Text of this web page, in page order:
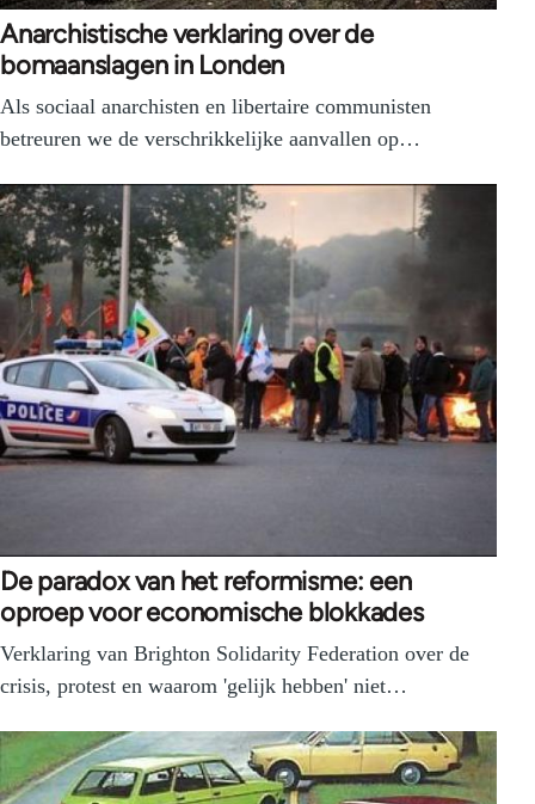
Anarchistische verklaring over de
bomaanslagen in Londen
Als sociaal anarchisten en libertaire communisten
betreuren we de verschrikkelijke aanvallen op…
De paradox van het reformisme: een
oproep voor economische blokkades
Verklaring van Brighton Solidarity Federation over de
crisis, protest en waarom 'gelijk hebben' niet…